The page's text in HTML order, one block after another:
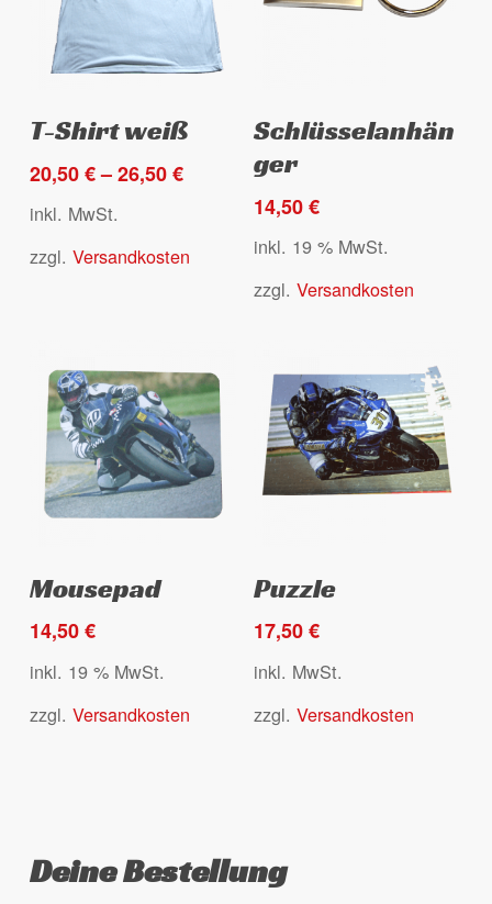
Es befinden sich keine Produkte
im Warenkorb.
Go to shop
Produktseite
gewählt
werden
Produkt
weist
Varianten
auf.
auf
der
Produktseite
gewählt
werden
T-Shirt weiß
20,50€–26,50€
inkl. MwSt.
zzgl. Versandkosten
Schlüsselanhän
ger
14,50€
inkl. 19 % MwSt.
zzgl.Versandkosten
Mousepad
14,50€
inkl. 19 % MwSt.
zzgl. Versandkosten
Produkt
weist
Varianten
auf.
der
Puzzle
17,50€
inkl. MwSt.
zzgl.Versandkosten
Deine Bestellung